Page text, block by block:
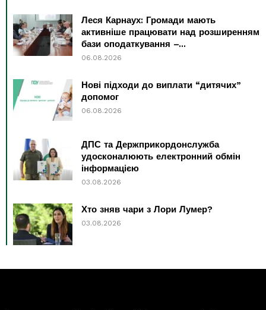
Леся Карнаух: Громади мають
активніше працювати над розширенням
бази оподаткування –...
06.08.2026
Нові підходи до виплати “дитячих”
допомог
06.08.2026
ДПС та Держприкордонслужба
удосконалюють електронний обмін
інформацією
03.08.2026
Хто зняв чари з Лори Лумер?
03.08.2026